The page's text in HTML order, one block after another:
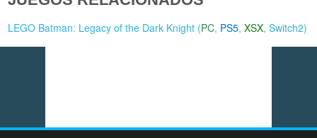
LEGO Batman: Legacy of the Dark Knight (PC, PS5,XSX,Switch2)